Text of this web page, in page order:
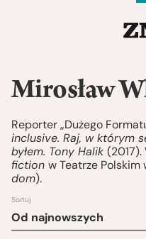
Mirosław
Reporter „Dużego
inclusive. Raj, w którym
byłem. Tony Halik (2017).
fiction w Teatrze Polskim
dom).
Sortuj
Od najnowszych